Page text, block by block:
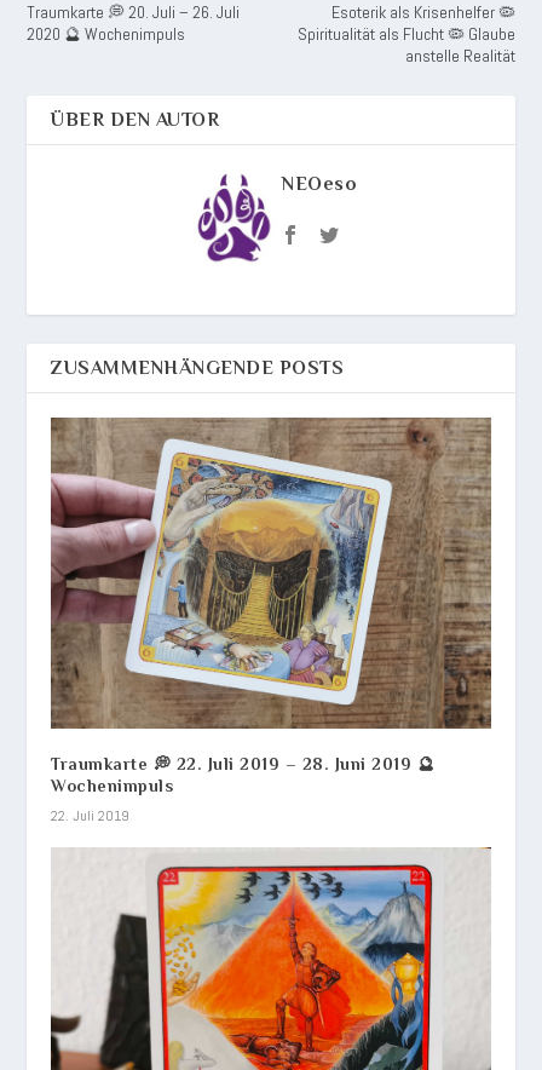
Traumkarte 💭 20. Juli – 26. Juli
2020 🔮 Wochenimpuls
Esoterik als Krisenhelfer 🦠
Spiritualität als Flucht 🦠 Glaube
anstelle Realität
ÜBER DEN AUTOR
NEOeso
ZUSAMMENHÄNGENDE POSTS
Traumkarte 💭 22. Juli 2019 – 28. Juni 2019 🔮
Wochenimpuls
22. Juli 2019